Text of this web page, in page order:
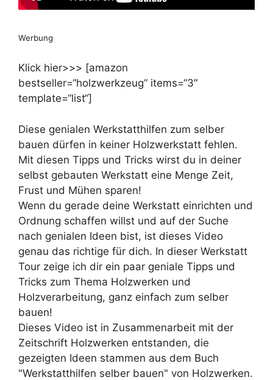
Werbung
Klick hier>>> [amazon
bestseller=“holzwerkzeug“ items=“3″
template=“list“]
Diese genialen Werkstatthilfen zum selber
bauen dürfen in keiner Holzwerkstatt fehlen.
Mit diesen Tipps und Tricks wirst du in deiner
selbst gebauten Werkstatt eine Menge Zeit,
Frust und Mühen sparen!
Wenn du gerade deine Werkstatt einrichten und
Ordnung schaffen willst und auf der Suche
nach genialen Ideen bist, ist dieses Video
genau das richtige für dich. In dieser Werkstatt
Tour zeige ich dir ein paar geniale Tipps und
Tricks zum Thema Holzwerken und
Holzverarbeitung, ganz einfach zum selber
bauen!
Dieses Video ist in Zusammenarbeit mit der
Zeitschrift Holzwerken entstanden, die
gezeigten Ideen stammen aus dem Buch
"Werkstatthilfen selber bauen" von Holzwerken.